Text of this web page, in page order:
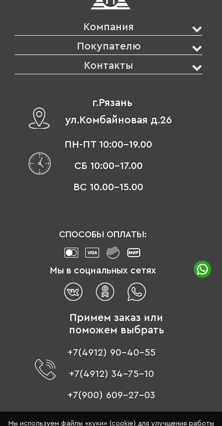
Компания
Покупателю
Контакты
г.Рязань
ул.Комбайновая д.26
ПН-ПТ 10:00-19.00
СБ 10:00-17.00
ВС 10.00-15.00
СПОСОБЫ ОПЛАТЫ:
Мы в социальных сетях
Примем заказ или
поможем выбрать
+7(4912) 90-40-55
+7(4912) 34-75-10
+7(900) 609-27-03
Мы используем файлы «куки» (cookie) для улучшения работы